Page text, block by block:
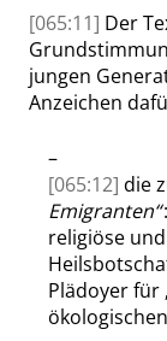
[065:11] Der
jungen
Anzeichen
–
[065:12] die
Emigranten“
religiöse
Plädoyer für